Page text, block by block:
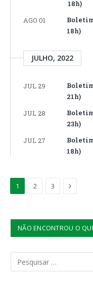
18h)
AGO 01
18h)
JULHO, 2022
JUL 29
21h)
JUL 28
23h)
JUL 27
18h)
1 2 3 Proximo
NÃO ENCONTROU O